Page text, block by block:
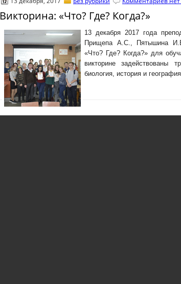
Викторина: «Что? Где? Когда?»
13 декабря 2017 года
Прищепа А.С., Пятышина
«Что? Где? Когда?» для
викторине задействованы
биология, история и